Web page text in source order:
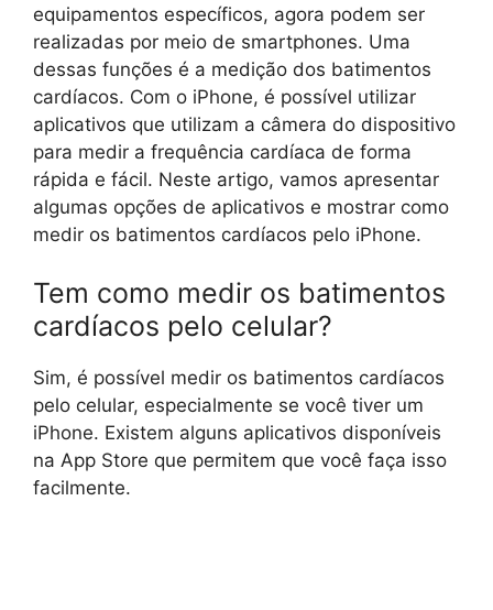
equipamentos específicos, agora podem ser
realizadas por meio de smartphones. Uma
dessas funções é a medição dos batimentos
cardíacos. Com o iPhone, é possível utilizar
aplicativos que utilizam a câmera do dispositivo
para medir a frequência cardíaca de forma
rápida e fácil. Neste artigo, vamos apresentar
algumas opções de aplicativos e mostrar como
medir os batimentos cardíacos pelo iPhone.
Tem como medir os batimentos
cardíacos pelo celular?
Sim, é possível medir os batimentos cardíacos
pelo celular, especialmente se você tiver um
iPhone. Existem alguns aplicativos disponíveis
na App Store que permitem que você faça isso
facilmente.